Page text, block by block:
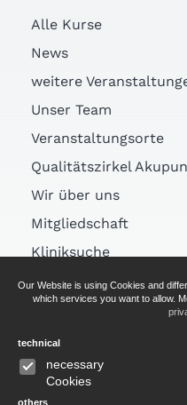
Alle Kurse
News
weitere
Unser Team
Veranstaltungsorte
Qualitätszirkel
Wir über uns
Mitgliedschaft
Kliniksuche
Links
Arztsuche
AGB
Impressum
Our Website is using Cookies and
which services you want to allow.
technical
necessary
Cookies
others